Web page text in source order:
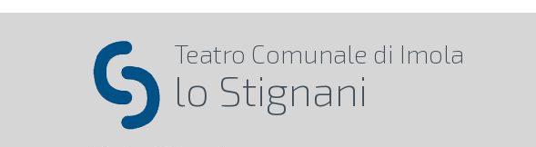
Teatro Comunale di Imola
lo Stignani